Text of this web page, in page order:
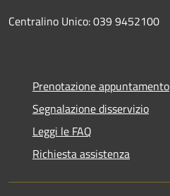
Centralino Unico: 039 9452100
Prenotazione appuntamento
Segnalazione disservizio
Leggi le FAQ
Richiesta assistenza